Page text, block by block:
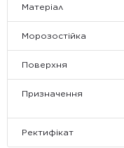
Матеріал
Морозостійка
Поверхня
Призначення
Ректифікат